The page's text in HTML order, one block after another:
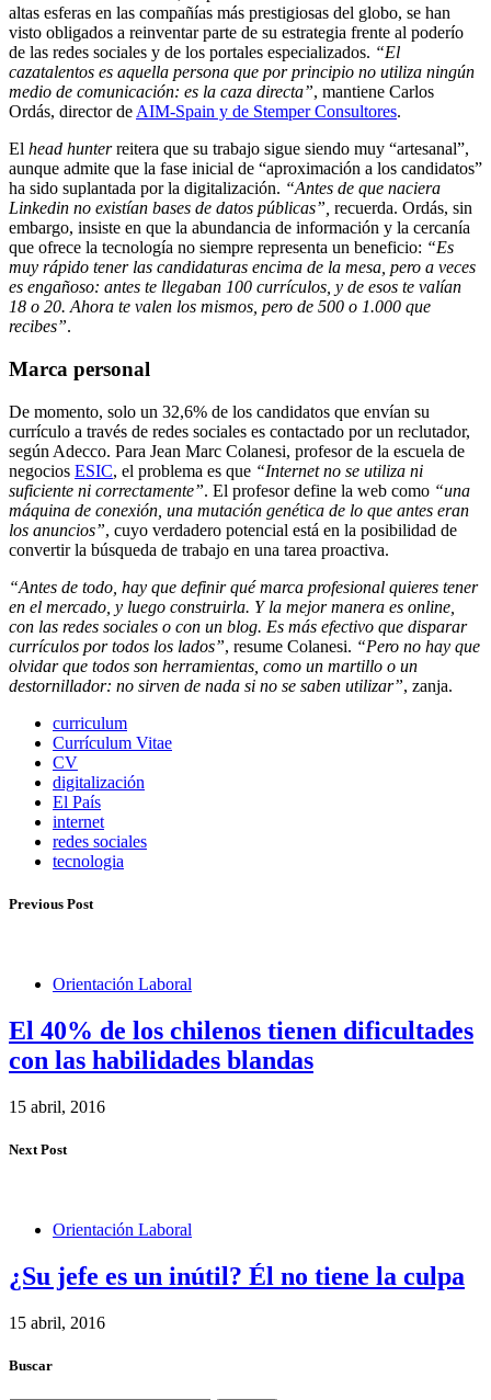
altas esferas en las compañías más prestigiosas del globo, se han
visto obligados a reinventar parte de su estrategia frente al poderío
de las redes sociales y de los portales especializados. “El
cazatalentos es aquella persona que por principio no utiliza ningún
medio de comunicación: es la caza directa”, mantiene Carlos
Ordás, director de AIM-Spain y de Stemper Consultores.
El head hunterreitera que su trabajo sigue siendo muy “artesanal”,
aunque admite que la fase inicial de “aproximación a los candidatos”
ha sido suplantada por la digitalización. “Antes de que naciera
Linkedin no existían bases de datos públicas”, recuerda. Ordás, sin
embargo, insiste en que la abundancia de información y la cercanía
que ofrece la tecnología no siempre representa un beneficio: “Es
muy rápido tener las candidaturas encima de la mesa, pero a veces
es engañoso: antes te llegaban 100 currículos, y de esos te valían
18 o 20. Ahora te valen los mismos, pero de 500 o 1.000 que
recibes”.
Marca personal
De momento, solo un 32,6% de los candidatos que envían su
currículo a través de redes sociales es contactado por un reclutador,
según Adecco. Para Jean Marc Colanesi, profesor de la escuela de
negocios ESIC, el problema es que “Internet no se utiliza ni
suficiente ni correctamente”. El profesor define la web como “una
máquina de conexión, una mutación genética de lo que antes eran
los anuncios”, cuyo verdadero potencial está en la posibilidad de
convertir la búsqueda de trabajo en una tarea proactiva.
“Antes de todo, hay que definir qué marca profesional quieres tener
en el mercado, y luego construirla. Y la mejor manera es online,
con las redes sociales o con un blog. Es más efectivo que disparar
currículos por todos los lados”, resume Colanesi. “Pero no hay que
olvidar que todos son herramientas, como un martillo o un
destornillador: no sirven de nada si no se saben utilizar”, zanja.
curriculum
Currículum Vitae
CV
digitalización
El País
internet
redes sociales
tecnologia
Previous Post
Orientación Laboral
El 40% de los chilenos tienen dificultades
con las habilidades blandas
15 abril, 2016
Next Post
Orientación Laboral
¿Su jefe es un inútil? Él no tiene la culpa
15 abril, 2016
Buscar